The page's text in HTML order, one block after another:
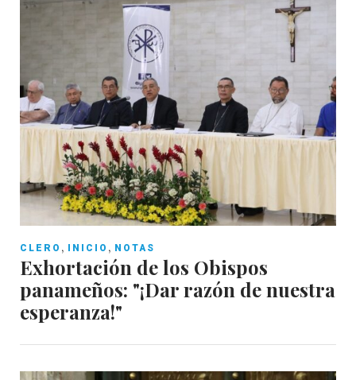
CLERO , INICIO , NOTAS
Exhortación de los Obispos
panameños: "¡Dar razón de nuestra
esperanza!"